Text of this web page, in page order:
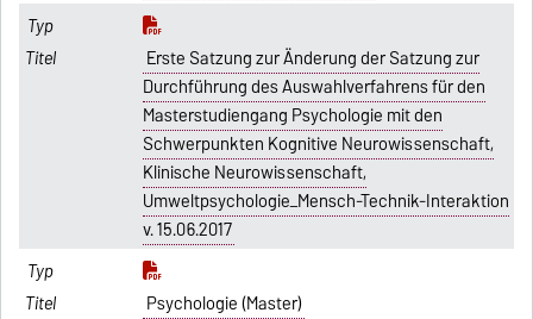
Erste Satzung zur Änderung der Satzung zur
Durchführung des Auswahlverfahrens für den
Masterstudiengang Psychologie mit den
Schwerpunkten Kognitive Neurowissenschaft,
Klinische Neurowissenschaft,
Umweltpsychologie_Mensch-Technik-Interaktion
v. 15.06.2017
Psychologie (Master)